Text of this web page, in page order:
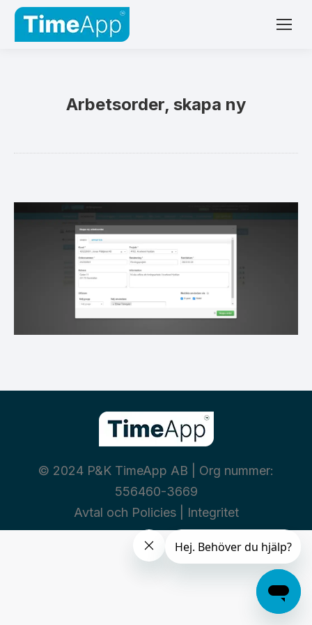
Arbetsorder, skapa ny
© 2024 P&K TimeApp AB | Org nummer:
556460-3669
Avtal och Policies| Integritet